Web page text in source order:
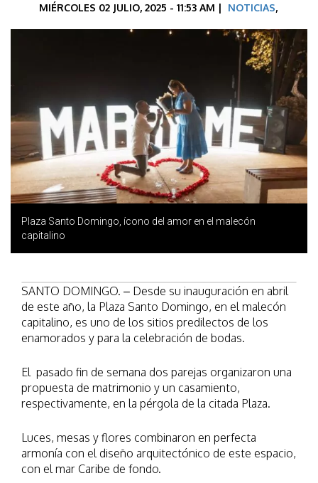
MIÉRCOLES 02 JULIO, 2025 - 11:53 AM | NOTICIAS,
Plaza Santo Domingo, ícono del amor en el malecón
capitalino
SANTO DOMINGO. – Desde su inauguración en abril
de este año, la Plaza Santo Domingo, en el malecón
capitalino, es uno de los sitios predilectos de los
enamorados y para la celebración de bodas.
El pasado fin de semana dos parejas organizaron una
propuesta de matrimonio y un casamiento,
respectivamente, en la pérgola de la citada Plaza.
Luces, mesas y flores combinaron en perfecta
armonía con el diseño arquitectónico de este espacio,
con el mar Caribe de fondo.